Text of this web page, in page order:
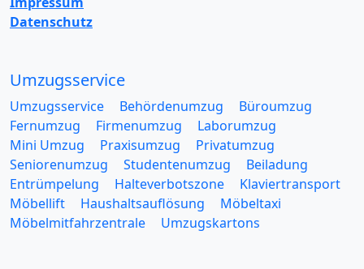
Datenschutz
Umzugsservice
Umzugsservice Behördenumzug
Büroumzug
Fernumzug
Firmenumzug
Laborumzug
Mini Umzug
Praxisumzug
Privatumzug
Seniorenumzug
Studentenumzug
Beiladung
Entrümpelung
Halteverbotszone
Klaviertransport
Möbellift
Haushaltsauflösung
Möbeltaxi
Möbelmitfahrzentrale
Umzugskartons